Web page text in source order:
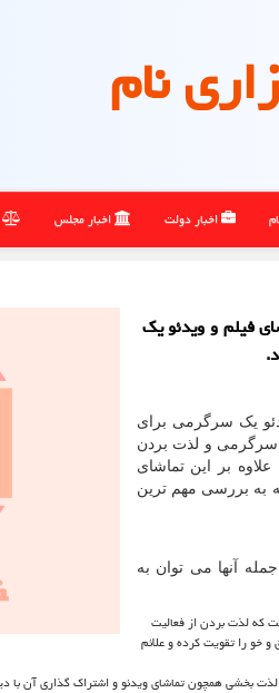
نام
اخبار دولت اخبار مجلس
فیلم و ویدئو یک
یک سرگرمی برای
سرگرمی و لذت بردن
بر این تماشای
به بررسی مهم ترین
آنها می توان به
داده است که لذت بردن از فعالیت
و خو را تقویت کرده و علائم